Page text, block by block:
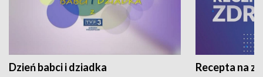
Dzień babci i dziadka Recepta na